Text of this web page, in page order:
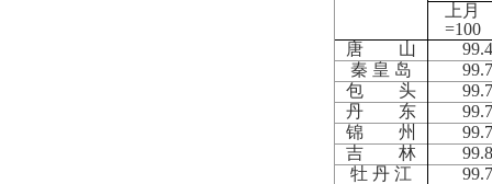
上月
=100
唐 山
99.4
秦 皇 岛
99.7
包 头
99.7
丹 东
99.7
锦 州
99.7
吉 林
99.8
牡 丹 江
99.7